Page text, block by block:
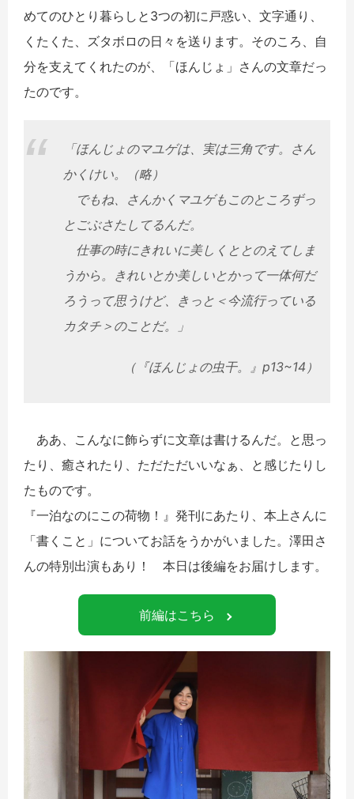
めてのひとり暮らしと3つの初に戸惑い、文字通り、
くたくた、ズタボロの日々を送ります。そのころ、自
分を支えてくれたのが、「ほんじょ」さんの文章だっ
たのです。
「ほんじょのマユゲは、実は三角です。さん
かくけい。（略）
でもね、さんかくマユゲもこのところずっ
とごぶさたしてるんだ。
仕事の時にきれいに美しくととのえてしま
うから。きれいとか美しいとかって一体何だ
ろうって思うけど、きっと＜今流行っている
カタチ＞のことだ。」
（『ほんじょの虫干。』p13~14）
ああ、こんなに飾らずに文章は書けるんだ。と思っ
たり、癒されたり、ただただいいなぁ、と感じたりし
たものです。
『一泊なのにこの荷物！』発刊にあたり、本上さんに
「書くこと」についてお話をうかがいました。澤田さ
んの特別出演もあり！ 本日は後編をお届けします。
前編はこちら